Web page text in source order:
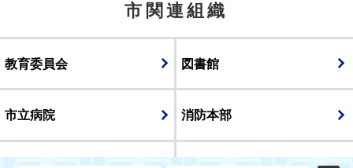
市関連組織
教育委員会 図書館
市立病院 消防本部